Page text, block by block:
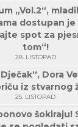
„Vol.2“,
dostupan
spot za
tom“!
28. LISTOPAD
Dora
iz stvarnog
25. LISTOPAD
šokiraju!